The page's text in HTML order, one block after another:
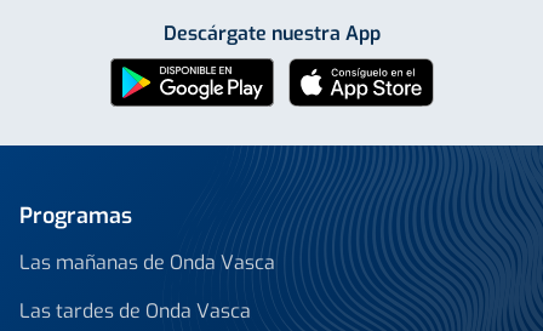
Descárgate nuestra App
Programas
Las mañanas de Onda Vasca
Las tardes de Onda Vasca